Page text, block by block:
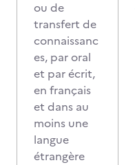
ou de
transfert de
connaissanc
es, par oral
et par écrit,
en français
et dans au
moins une
langue
étrangère